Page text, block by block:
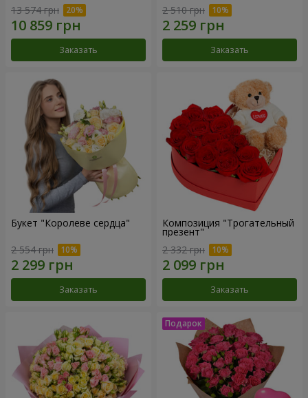
13 574 грн
Заказать
2 510 грн
Заказать
Букет "Королеве сердца"
2 554 грн
Заказать
Композиция "Трогательный
презент"
2 332 грн
Заказать